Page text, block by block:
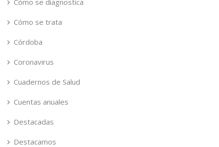
Cómo se trata
Córdoba
Coronavirus
Cuadernos de Salud
Cuentas anuales
Destacadas
Destacamos